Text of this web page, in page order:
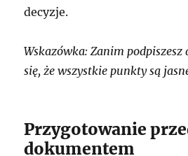
decyzje.
Wskazówka: Zanim
się, że wszystkie punkty są
Przygotowanie
dokumentem